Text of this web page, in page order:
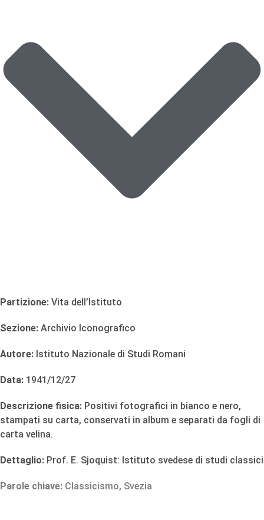
Partizione: Vita dell’Istituto
Sezione: Archivio Iconografico
Autore: Istituto Nazionale di Studi Romani
Data: 1941/12/27
Descrizione fisica: Positivi fotografici in bianco e nero,
stampati su carta, conservati in album e separati da fogli di
carta velina.
Dettaglio: Prof. E. Sjoquist: Istituto svedese di studi classici
Parole chiave: Classicismo, Svezia